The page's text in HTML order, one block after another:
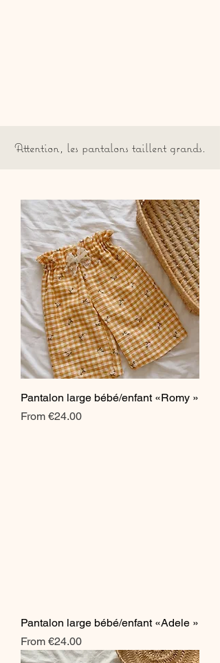
Attention, les pantalons taillent grands.
Pantalon large bébé/enfant «Romy »
From €24.00
Sale Price
Pantalon large bébé/enfant «Adele »
From €24.00
Sale Price